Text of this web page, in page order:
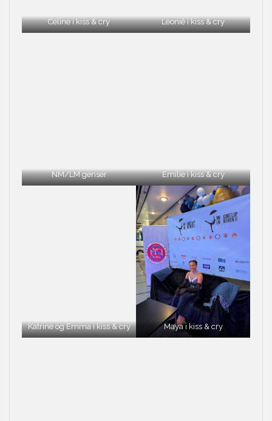
Celine i kiss & cry Leonié i kiss & cry
NM/LM genser Emilie i kiss & cry
Katrine og Emma i kiss & cry Maya i kiss & cry